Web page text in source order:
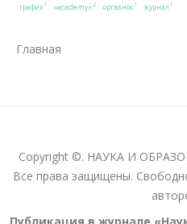
график1 «academy»2 оргвзнос1 журнал 1
Главная
Copyright ©. НАУКА И
Все права защищены.